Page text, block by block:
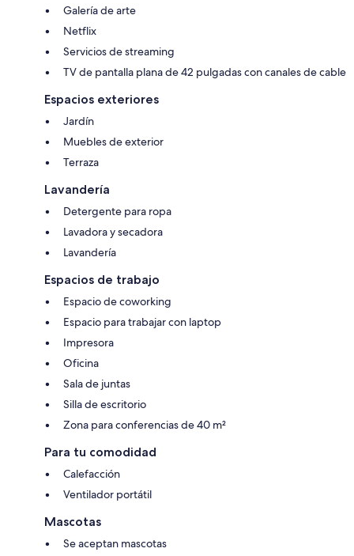
Galería de arte
Netflix
Servicios de streaming
TV de pantalla plana de 42 pulgadas con canales de cable
Espacios exteriores
Jardín
Muebles de exterior
Terraza
Lavandería
Detergente para ropa
Lavadora y secadora
Lavandería
Espacios de trabajo
Espacio de coworking
Espacio para trabajar con laptop
Impresora
Oficina
Sala de juntas
Silla de escritorio
Zona para conferencias de 40 m²
Para tu comodidad
Calefacción
Ventilador portátil
Mascotas
Se aceptan mascotas